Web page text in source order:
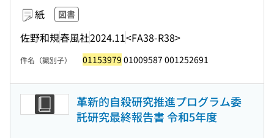
紙 図書
佐野和規春風社2024.11<FA38-R38>
件名（識別子） 01153979 01009587 001252691
革新的自殺研究推進プログラム委
託研究最終報告書 令和5年度